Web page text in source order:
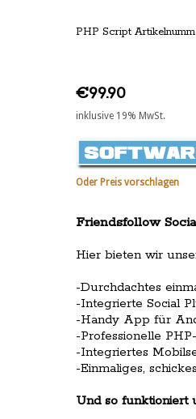
PHP Script
€99.90
inklusive 19% MwSt.
Oder Preis vorschlagen
Friendsfollow
Hier bieten wir
-Durchdachtes
-Integrierte Social
-Handy App für
-Professionelle
-Integriertes
-Einmaliges,
Und so funktioniert